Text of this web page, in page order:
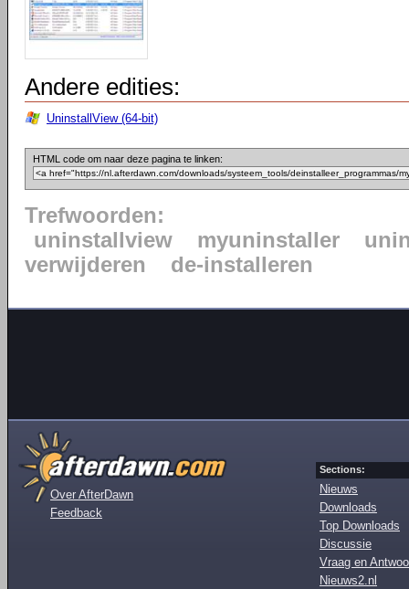
Andere edities:
UninstallView (64-bit)
HTML code om naar deze pagina te linken:
Trefwoorden:
uninstallview
myuninstaller
verwijderen
de-installeren
Over AfterDawn
Feedback
Sections:
Nieuws
Downloads
Top Downloads
Discussie
Vraag en
Nieuws2.nl